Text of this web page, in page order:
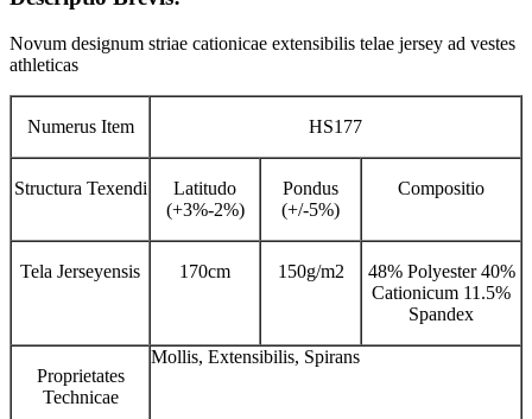
Novum designum striae cationicae extensibilis telae jersey ad vestes
athleticas
Numerus Item HS177
Structura Texendi
Latitudo
(+3%-2%)
Pondus
(+/-5%)
Compositio
Tela Jerseyensis 170cm 150g/m2
48% Polyester 40%
Cationicum 11.5%
Spandex
Proprietates
Technicae
Mollis, Extensibilis, Spirans